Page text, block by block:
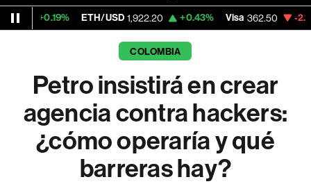
ETH/USD 1,922.20 +0.43% Visa 362.50 -2.15%
COLOMBIA
Petro insistirá en crear
agencia contra hackers:
¿cómo operaría y qué
barreras hay?